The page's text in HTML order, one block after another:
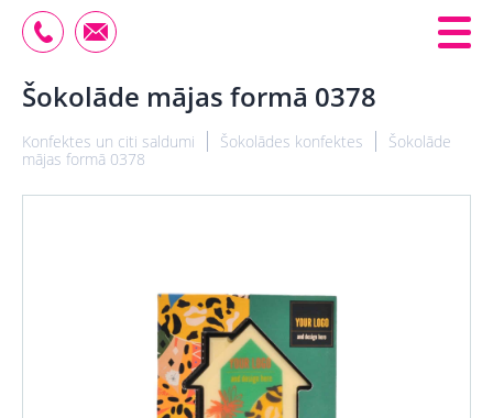
Šokolāde mājas formā 0378
Konfektes un citi saldumi Šokolādes konfektes
Šokolāde
mājas formā 0378